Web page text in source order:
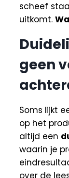
scheef
uitkomt.
geen
Soms lijkt
op het
altijd een
waarin je
over de